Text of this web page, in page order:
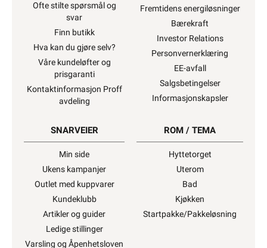
Ofte stilte spørsmål og
svar
Finn butikk
Hva kan du gjøre selv?
Våre kundeløfter og
prisgaranti
Kontaktinformasjon Proff
avdeling
Fremtidens energiløsninger
Bærekraft
Investor Relations
Personvernerklæring
EE-avfall
Salgsbetingelser
Informasjonskapsler
SNARVEIER
Min side
Ukens kampanjer
Outlet med kuppvarer
Kundeklubb
Artikler og guider
Ledige stillinger
Varsling og Åpenhetsloven
ROM / TEMA
Hyttetorget
Uterom
Bad
Kjøkken
Startpakke/Pakkeløsning